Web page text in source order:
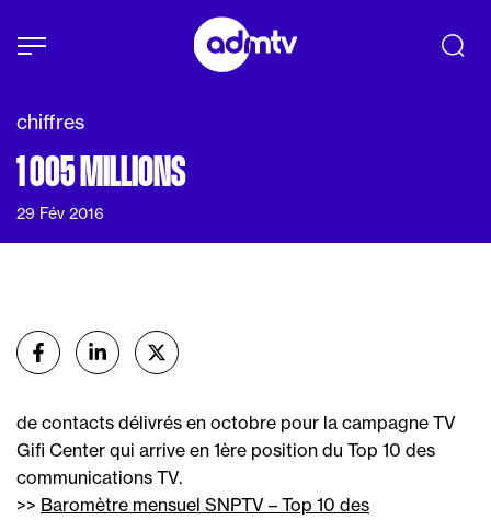
Aller au contenu principal
chiffres
1 005 MILLIONS
29 Fév 2016
Partager
sur Facebook
sur Linkedinsur X (Twitter)
de contacts délivrés en octobre pour la campagne TV
Gifi Center qui arrive en 1ère position du Top 10 des
communications TV.
>> Baromètre mensuel SNPTV – Top 10 des
Panneau de gestion des cookies